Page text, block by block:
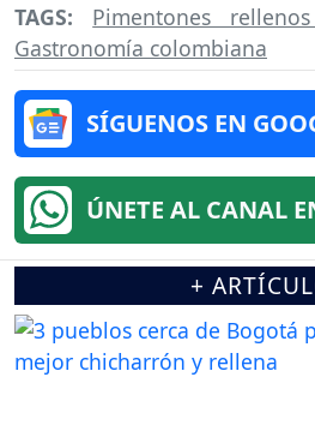
TAGS: Pimentones
Gastronomía colombiana
SÍGUENOS EN
ÚNETE AL CANAL
+